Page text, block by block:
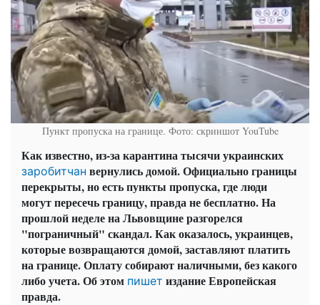
Пункт пропуска на границе. Фото: скриншот YouTube
Как известно, из-за карантина тысячи украинских
заробитчан вернулись домой. Официально границы
перекрыты, но есть пункты пропуска, где люди
могут пересечь границу, правда не бесплатно. На
прошлой неделе на Львовщине разгорелся
"пограничный" скандал. Как оказалось, украинцев,
которые возвращаются домой, заставляют платить
на границе. Оплату собирают наличными, без какого
либо учета. Об этом пишет издание Европейская
правда.